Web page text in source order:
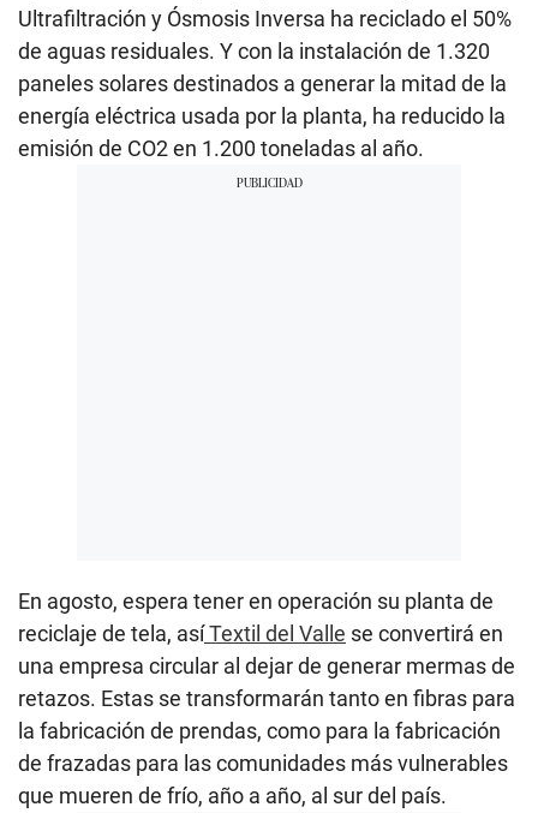
Ultrafiltración y Ósmosis Inversa ha reciclado el 50%
de aguas residuales. Y con la instalación de 1.320
paneles solares destinados a generar la mitad de la
energía eléctrica usada por la planta, ha reducido la
emisión de CO2 en 1.200 toneladas al año.
En agosto, espera tener en operación su planta de
reciclaje de tela, asíTextil del Valle se convertirá en
una empresa circular al dejar de generar mermas de
retazos. Estas se transformarán tanto en fibras para
la fabricación de prendas, como para la fabricación
de frazadas para las comunidades más vulnerables
que mueren de frío, año a año, al sur del país.